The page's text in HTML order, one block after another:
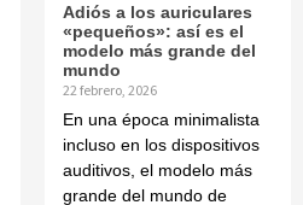
Adiós a los auriculares
«pequeños»: así es el
modelo más grande del
mundo
22 febrero, 2026
En una época minimalista
incluso en los dispositivos
auditivos, el modelo más
grande del mundo de